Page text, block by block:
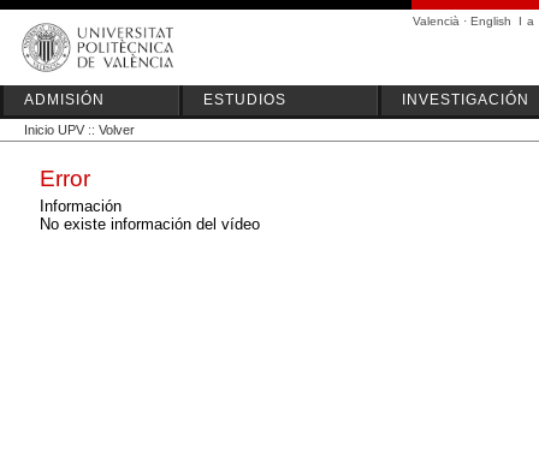
Valencià · English I a
ADMISIÓN ESTUDIOS INVESTIGACIÓN
Inicio UPV :: Volver
Error
Información
No existe información del vídeo